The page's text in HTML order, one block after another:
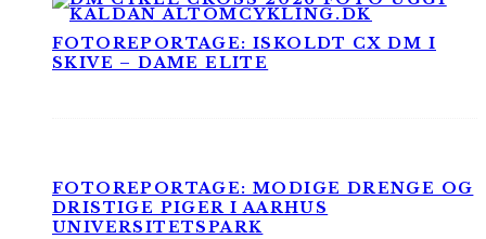
FOTOREPORTAGE: ISKOLDT CX DM I
SKIVE – DAME ELITE
FOTOREPORTAGE: MODIGE DRENGE OG
DRISTIGE PIGER I AARHUS
UNIVERSITETSPARK